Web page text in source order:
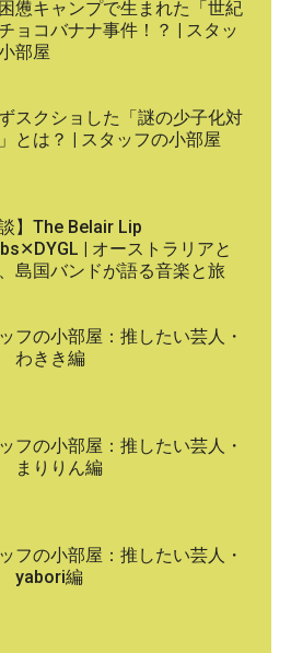
憊キャンプで生まれた「世紀
ョコバナナ事件！？ | スタッ
部屋
スクショした「謎の少子化対
とは？ | スタッフの小部屋
談】The Belair Lip
| オーストラリアと
島国バンドが語る音楽と旅
フの小部屋：推したい芸人・
わきき編
フの小部屋：推したい芸人・
まりりん編
フの小部屋：推したい芸人・
yabori編